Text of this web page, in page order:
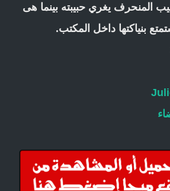
المنحرف يغري حبيبته بينما هى
بنياكتها داخل المكتب.